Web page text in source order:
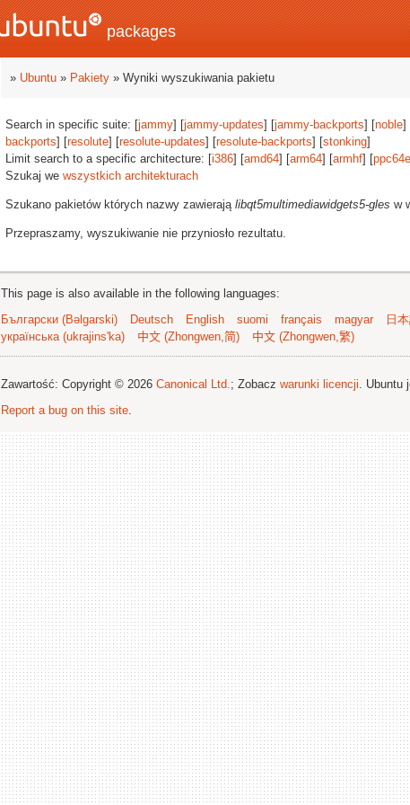
packages
» Ubuntu » Pakiety » Wyniki wyszukiwania pakietu
Search in specific suite: [jammy] [jammy-updates] [jammy-backports] [noble]
backports] [resolute] [resolute-updates] [resolute-backports] [stonking]
Limit search to a specific architecture: [i386] [amd64] [arm64] [armhf] [ppc64el
Szukaj we wszystkich architekturach
Szukano pakietów których nazwy zawierają libqt5multimediawidgets5-gles w
Przepraszamy, wyszukiwanie nie przyniosło rezultatu.
This page is also available in the following languages:
Български (Bəlgarski)
Deutsch English suomi français magyar 日
українська (ukrajins'ka)
中文 (Zhongwen,简) 中文 (Zhongwen,繁)
Zawartość: Copyright © 2026 Canonical Ltd.; Zobacz warunki licencji. Ubuntu
Report a bug on this site.